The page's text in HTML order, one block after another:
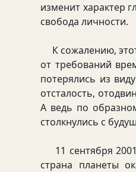
изменит характер
свобода личности.
К сожалению,
от требований
потерялись из
отсталость,
А ведь по
столкнулись с
11 сентября
страна планеты